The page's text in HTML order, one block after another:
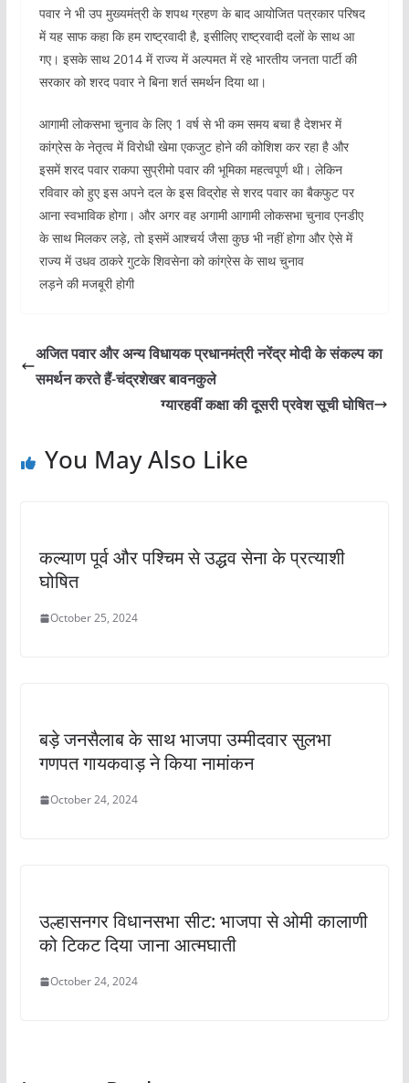
पवार ने भी उप मुख्यमंत्री के शपथ ग्रहण के बाद आयोजित पत्रकार परिषद
में यह साफ कहा कि हम राष्ट्रवादी है, इसीलिए राष्ट्रवादी दलों के साथ आ
गए। इसके साथ 2014 में राज्य में अल्पमत में रहे भारतीय जनता पार्टी की
सरकार को शरद पवार ने बिना शर्त समर्थन दिया था।
आगामी लोकसभा चुनाव के लिए 1 वर्ष से भी कम समय बचा है देशभर में
कांग्रेस के नेतृत्व में विरोधी खेमा एकजुट होने की कोशिश कर रहा है और
इसमें शरद पवार राकपा सुप्रीमो पवार की भूमिका महत्वपूर्ण थी। लेकिन
रविवार को हुए इस अपने दल के इस विद्रोह से शरद पवार का बैकफुट पर
आना स्वभाविक होगा। और अगर वह अगामी आगामी लोकसभा चुनाव एनडीए
के साथ मिलकर लड़े, तो इसमें आश्चर्य जैसा कुछ भी नहीं होगा और ऐसे में
राज्य में उधव ठाकरे गुटके शिवसेना को कांग्रेस के साथ चुनाव
लड़ने की मजबूरी होगी
अजित पवार और अन्य विधायक प्रधानमंत्री नरेंद्र मोदी के संकल्प का
समर्थन करते हैं-चंद्रशेखर बावनकुले
ग्यारहवीं कक्षा की दूसरी प्रवेश सूची घोषित
You May Also Like
कल्याण पूर्व और पश्चिम से उद्धव सेना के प्रत्याशी
घोषित
October 25, 2024
बड़े जनसैलाब के साथ भाजपा उम्मीदवार सुलभा
गणपत गायकवाड़ ने किया नामांकन
October 24, 2024
उल्हासनगर विधानसभा सीट: भाजपा से ओमी कालाणी
को टिकट दिया जाना आत्मघाती
October 24, 2024